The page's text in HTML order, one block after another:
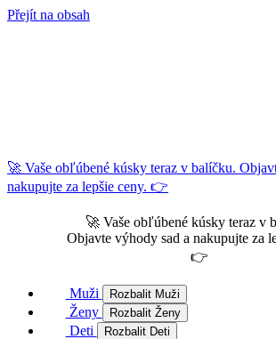
Přejít na obsah
🚀 Vaše obľúbené kúsky teraz v balíčku.
nakupujte za lepšie ceny. 👉
🚀 Vaše obľúbené kúsky teraz v
Objavte výhody sad a nakupujte za
👉
Muži Rozbalit Muži
Ženy Rozbalit Ženy
Deti Rozbalit Deti